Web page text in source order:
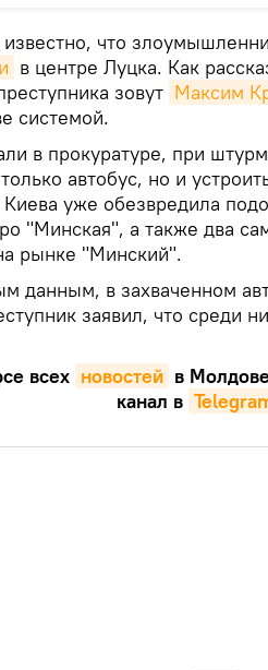
что
в центре Луцка. Как
зовут Максим
системой.
в прокуратуре, при
автобус, но и
уже обезвредила
"Минская", а также два
рынке "Минский".
данным, в захваченном
заявил, что среди
всех новостей в
канал в